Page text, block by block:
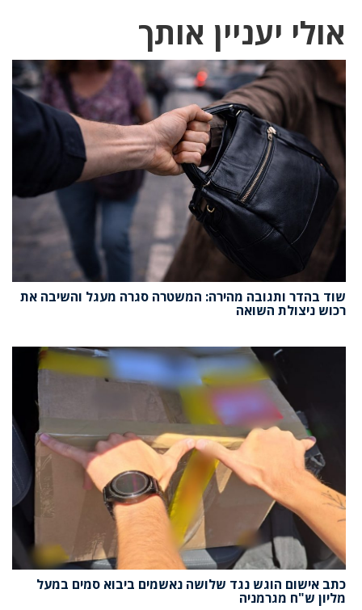
אולי יעניין אותך
שוד בהדר ותגובה מהירה: המשטרה סגרה מעגל והשיבה את
רכוש ניצולת השואה
כתב אישום הוגש נגד שלושה נאשמים ביבוא סמים במעל
מליון ש"ח מגרמניה